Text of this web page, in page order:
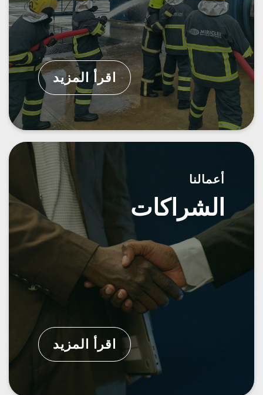
اقرأ المزيد
أعمالنا
الشراكات
اقرأ المزيد